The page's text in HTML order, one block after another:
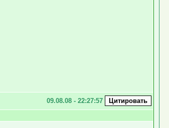
09.08.08 - 22:27:57